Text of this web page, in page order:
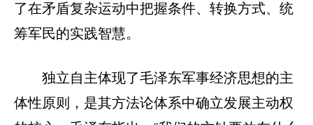
了在矛盾复杂运动中把握条件、转换方式、统
筹军民的实践智慧。
独立自主体现了毛泽东军事经济思想的主
体性原则，是其方法论体系中确立发展主动权